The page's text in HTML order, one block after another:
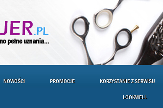
NOWOŚCI PROMOCJE KORZYSTANIE Z SERWISU
LOOKWELL